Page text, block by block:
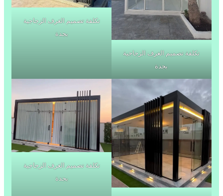
تكلفة تصميم الغرف الزجاجية
بجدة
تكلفة تصميم الغرف الزجاجية
بجدة
تكلفة تصميم الغرف الزجاجية
بجدة